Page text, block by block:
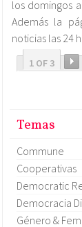
los domingos
Además la
noticias las 24
1 OF 3
Temas
Commune
Cooperativas
Democratic
Democracia
Género &